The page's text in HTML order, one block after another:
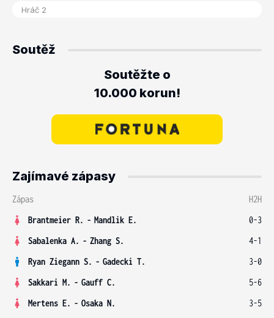
Soutěž
Soutěžte o
10.000 korun!
Zajímavé zápasy
Zápas
H2H
Brantmeier R. - Mandlik E.
0-3
Sabalenka A. - Zhang S.
4-1
Ryan Ziegann S. - Gadecki T.
3-0
Sakkari M. - Gauff C.
5-6
Mertens E. - Osaka N.
3-5